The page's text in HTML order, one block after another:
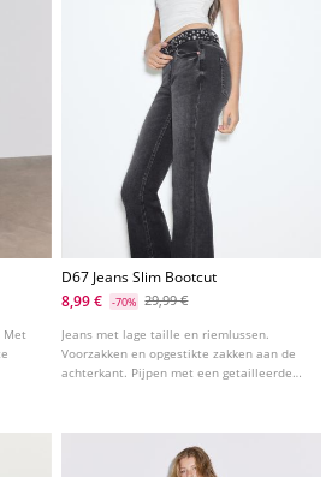
Met
D67 Jeans Slim Bootcut
8,99 €
-70% 29,99 €
Jeans met lage taille en riemlussen.
Voorzakken en opgestikte zakken aan de
achterkant. Pijpen met een getailleerde
verschillende kleuren.